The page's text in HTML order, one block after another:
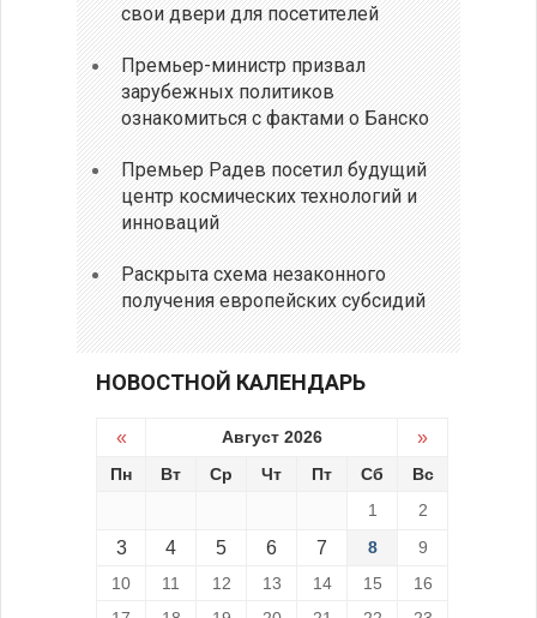
свои двери для посетителей
Премьер-министр призвал
зарубежных политиков
ознакомиться с фактами о Банско
Премьер Радев посетил будущий
центр космических технологий и
инноваций
Раскрыта схема незаконного
получения европейских субсидий
НОВОСТНОЙ КАЛЕНДАРЬ
« Август 2026 »
Пн Вт Ср Чт Пт Сб
Вс
1
2
3 4 5 6 7 8
9
10
11 12 13 14 15
16